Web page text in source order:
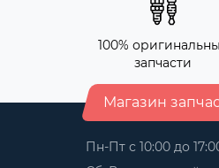
100%
запчасти
Магазин
Пн-Пт с 10:00 до